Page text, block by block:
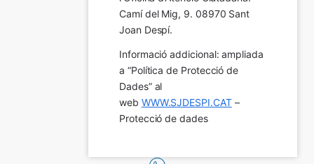
Camí del Mig, 9. 08970 Sant
Joan Despí.
Informació addicional: ampliada
a “Política de Protecció de
Dades” al
web WWW.SJDESPI.CAT –
Protecció de dades